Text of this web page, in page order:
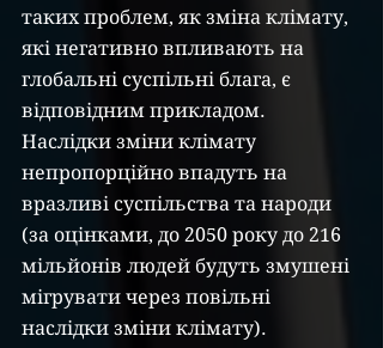
таких проблем, як зміна клімату,
які негативно впливають на
глобальні суспільні блага, є
відповідним прикладом.
Наслідки зміни клімату
непропорційно впадуть на
вразливі суспільства та народи
(за оцінками, до 2050 року до 216
мільйонів людей будуть змушені
мігрувати через повільні
наслідки зміни клімату).